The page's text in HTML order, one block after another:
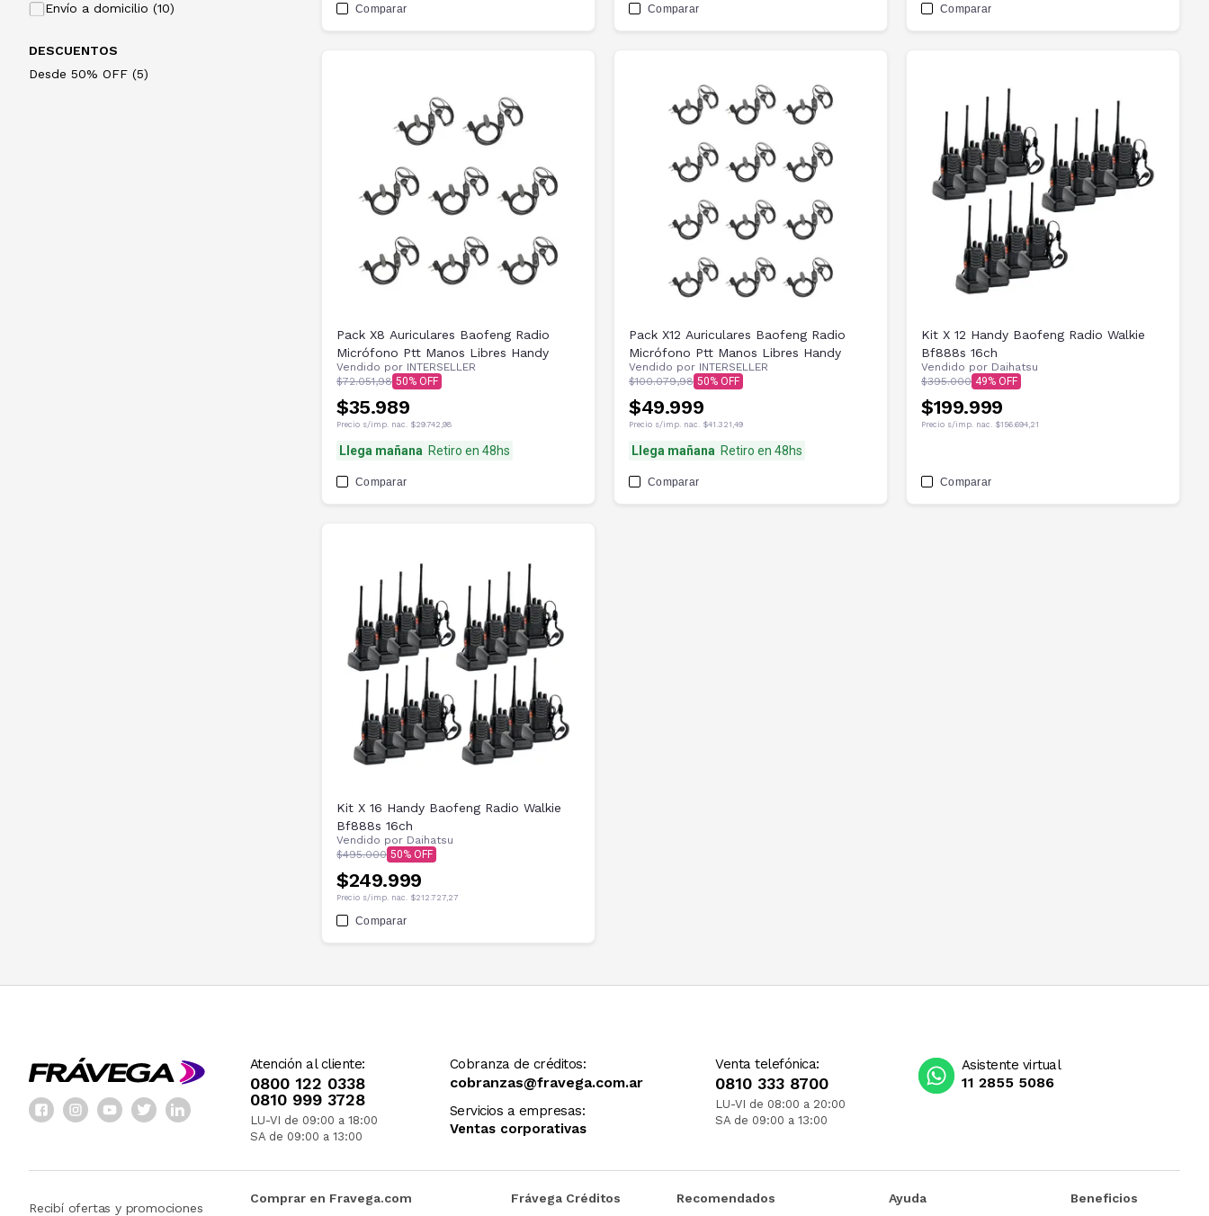
Envío a domicilio (10)
DESCUENTOS
Desde 50% OFF (5)
Comparar Comparar Comparar
Pack X8 Auriculares Baofeng Radio
Micrófono Ptt Manos Libres Handy
Vendido por INTERSELLER
$72.051,98 50
$35.989
Precio s/imp. nac. $29.742,98
Llega mañana Retiro en 48hs
Comparar
Pack X12 Auriculares Baofeng Radio
Micrófono Ptt Manos Libres Handy
Vendido por INTERSELLER
$100.079,98 50
$49.999
Precio s/imp. nac. $41.321,49
Llega mañana Retiro en 48hs
Comparar
Kit X 12 Handy Baofeng Radio Walkie
Bf888s 16ch
Vendido por Daihatsu
$395.000 49
$199.999
Precio s/imp. nac. $156.694,21
Comparar
Kit X 16 Handy Baofeng Radio Walkie
Bf888s 16ch
Vendido por Daihatsu
$495.000 50
$249.999
Precio s/imp. nac. $212.727,27
Comparar
Atención al cliente:
0800 122 0338
0810 999 3728
LU-VI de 09:00 a 18:00
SA de 09:00 a 13:00
Cobranza de créditos:
cobranzas@fravega.com.ar
Servicios a empresas:
Ventas corporativas
Venta telefónica:
0810 333 8700
LU-VI de 08:00 a 20:00
SA de 09:00 a 13:00
Asistente virtual
11 2855 5086
Recibí ofertas y promociones
Comprar en Fravega.com Frávega Créditos Recomendados Ayuda Beneficios